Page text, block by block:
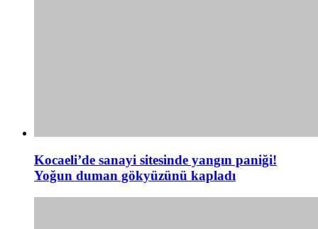
Kocaeli’de sanayi sitesinde yangın paniği!
Yoğun duman gökyüzünü kapladı